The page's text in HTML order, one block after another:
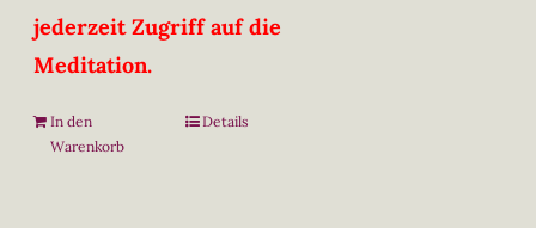
jederzeit Zugriff auf die
Meditation.
In den
Warenkorb
Details